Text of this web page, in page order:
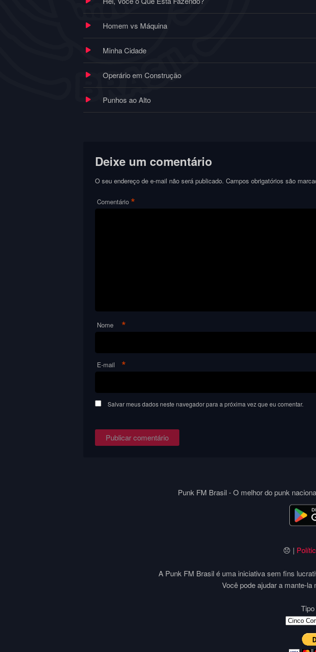
Homem vs Máquina
Minha Cidade
Operário em Construção
Punhos ao Alto
Deixe um comentário
O seu endereço de e-mail não será publicado. Campos obrigatórios são
Comentário *
Nome *
E-mail *
Salvar meus dados neste navegador para a próxima vez que eu comentar.
Punk FM Brasil - O melhor do punk
😞 |
A Punk FM Brasil é uma iniciativa sem fins
Você pode ajudar a mante-la